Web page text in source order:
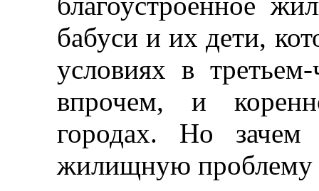
бабуси и их дети,
условиях в
впрочем, и
городах. Но
жилищную проблему